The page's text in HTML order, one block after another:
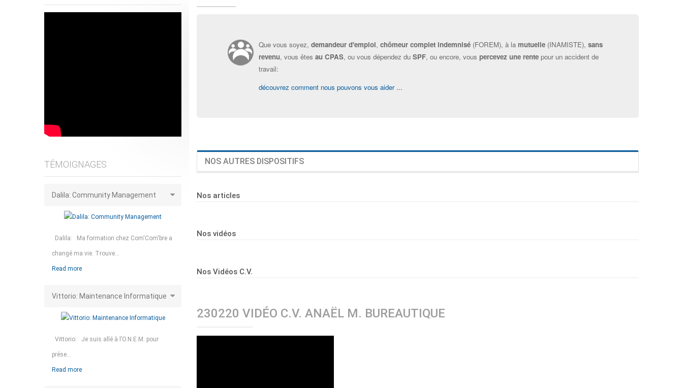
Webdesign
TÉMOIGNAGES
Dalila: Community Management
Dalila: Ma formation chez Com'Com'bre a
changé ma vie. Trouve...
Read more
Vittorio: Maintenance Informatique
Vittorio: Je suis allé à l’O.N.E.M. pour
prése...
Read more
Que vous soyez, demandeur d'emploi, chômeur complet indemnisé (FOREM), à la mutuelle (INAMISTE), sans
revenu, vous êtes au CPAS, ou vous dépendez du SPF, ou encore, vous percevez une rente pour un accident de
travail:
découvrez comment nous pouvons vous aider ...
NOS AUTRES DISPOSITIFS
Nos articles
Nos vidéos
Nos Vidéos C.V.
230220 VIDÉO C.V. ANAËL M. BUREAUTIQUE